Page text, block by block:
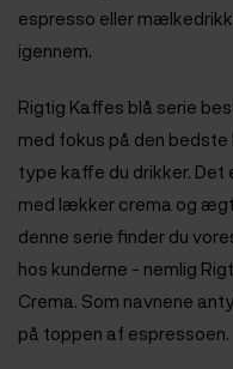
espresso eller
igennem.
Rigtig Kaffes blå serie
med fokus på den
type kaffe du drikker.
med lækker crema og
denne serie finder du
hos kunderne - nemlig
Crema. Som navnene
på toppen af espressoen.